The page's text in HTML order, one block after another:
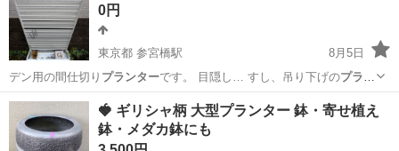
0円
東京都 参宮橋駅
8月5日
デン用の間仕切り プランターです。 目隠し… すし、吊り下げのプラン
ターをかけたりもでき… 。 下部は鉢やプランターを置けるようなボ…
東京 渋谷区 参宮橋駅 その他
🍓 ギリシャ柄 大型プランター 鉢・寄せ植え
鉢・メダカ鉢にも